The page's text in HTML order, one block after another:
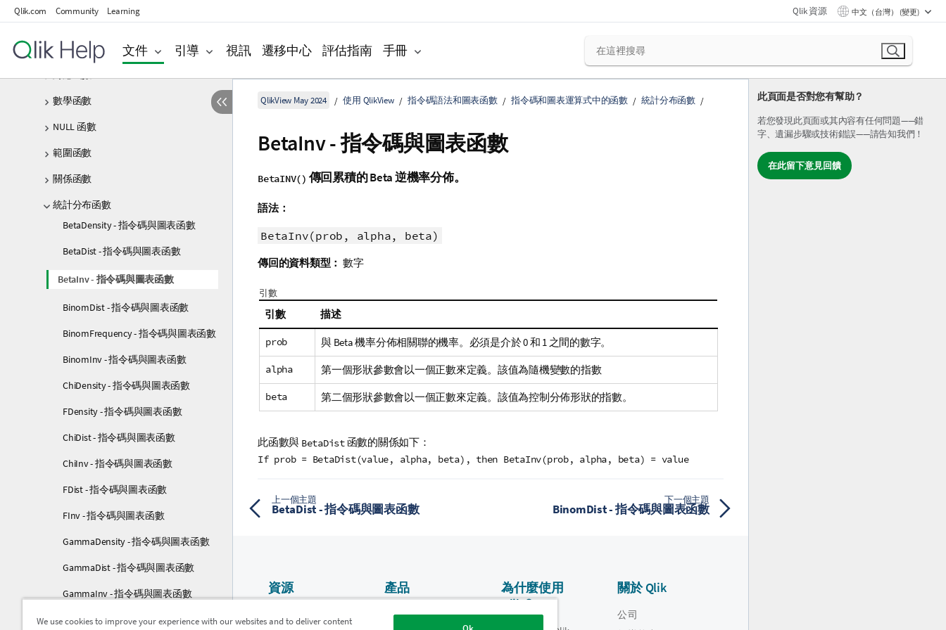
Qlik.com Community Learning Qlik 資源 中文（台灣） (變更)
文件 引導 視訊 遷移中心 評估指南 手冊
記錄間函數
邏輯函數
數學函數
NULL 函數
範圍函數
關係函數
統計分布函數
BetaDensity - 指令碼與圖表函數
BetaDist - 指令碼與圖表函數
BetaInv - 指令碼與圖表函數
BinomDist - 指令碼與圖表函數
BinomFrequency - 指令碼與圖表函數
BinomInv - 指令碼與圖表函數
ChiDensity - 指令碼與圖表函數
FDensity - 指令碼與圖表函數
ChiDist - 指令碼與圖表函數
ChiInv - 指令碼與圖表函數
FDist - 指令碼與圖表函數
FInv - 指令碼與圖表函數
GammaDensity - 指令碼與圖表函數
GammaDist - 指令碼與圖表函數
GammaInv - 指令碼與圖表函數
NormDist - 指令碼與圖表函數
此頁面是否對您有幫助？
若您發現此頁面或其內容有任何問題——錯
字、遺漏步驟或技術錯誤——請告知我們！
在此留下意見回饋
QlikView May 2024 使用 QlikView 指令碼語法和圖表函數 指令碼和圖表運算式中的函數 統計分布函數
BetaInv - 指令碼與圖表函數
BetaINV() 傳回累積的 Beta 逆機率分佈。
語法：
BetaInv(prob, alpha, beta)
傳回的資料類型： 數字
引數
引數 描述
prob 與 Beta 機率分佈相關聯的機率。必須是介於 0 和 1 之間的數字。
alpha 第一個形狀參數會以一個正數來定義。該值為隨機變數的指數
beta 第二個形狀參數會以一個正數來定義。該值為控制分佈形狀的指數。
此函數與 BetaDist函數的關係如下：
If prob = BetaDist(value, alpha, beta), then BetaInv(prob, alpha, beta) = value
上一個主題
BetaDist - 指令碼與圖表函數
下一個主題
BinomDist - 指令碼與圖表函數
資源 產品
資料整合和品質
為什麼使用
Qlik？
關於 Qlik
公司
We use cookies to improve your experience with our websites and to deliver content